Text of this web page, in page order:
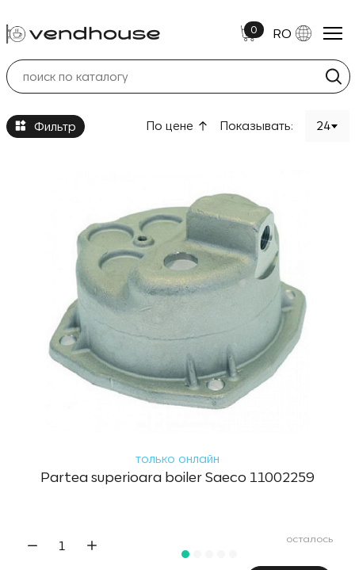
0 RO
Boilere/Rezistente/Componente
Фильтр По цене Показывать: 24
только онлайн
Partea superioara boiler Saeco 11002259
осталось